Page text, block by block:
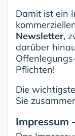
Damit ist ein
Newsletter,
darüber
Pflichten!
Die
Sie
Impressum